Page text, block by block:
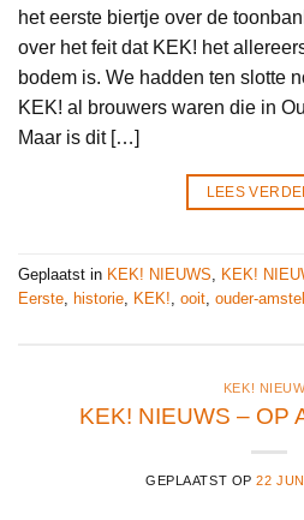
het eerste biertje over de
over het feit dat KEK! het
bodem is. We hadden ten slotte
KEK! al brouwers waren die in
Maar is dit […]
LEES
Geplaatst in KEK! NIEUWS KEK!
Eerste historie KEK! ooit ouder-amstel
KEK!
KEK! NIEUWS – OP
GEPLAATST OP22